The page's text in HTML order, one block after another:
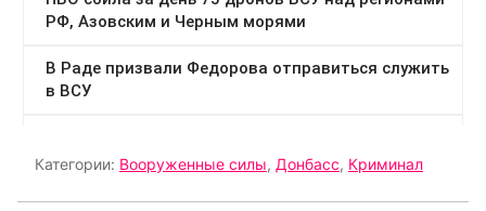
Категории: Вооруженные силы, Донбасс, Криминал